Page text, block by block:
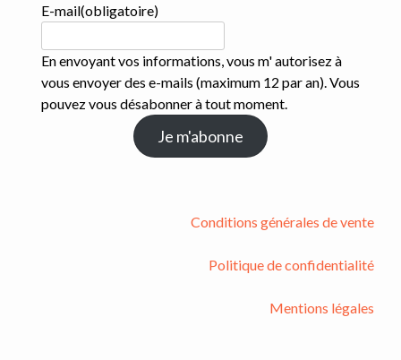
E-mail(obligatoire)
En envoyant vos informations, vous m' autorisez à
vous envoyer des e-mails (maximum 12 par an). Vous
pouvez vous désabonner à tout moment.
Je m'abonne
Conditions générales de vente
Politique de confidentialité
Mentions légales